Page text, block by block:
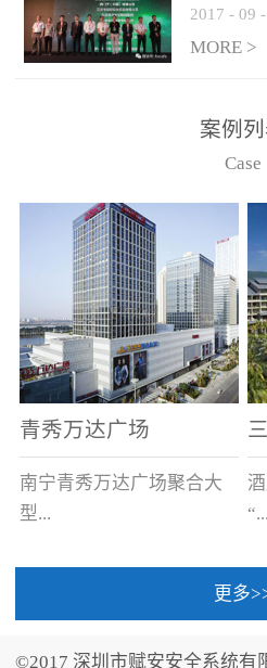
两者之间通过以太网相
联，一台监控主机最多可
从监控主机上获取，最多
只能接6台，超过的需从现
联合采
2017 - 09 -
MORE >
案例
Case
青秀万达广场
南宁青秀万达广场聚合大
型...
“...
更多
©2017 深圳市赋安安全系统有